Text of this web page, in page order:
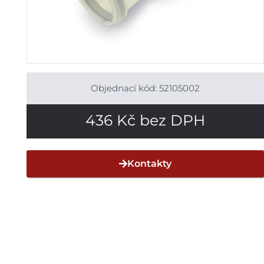
Objednací kód: 52105002
436 Kč bez DPH
Kontakty